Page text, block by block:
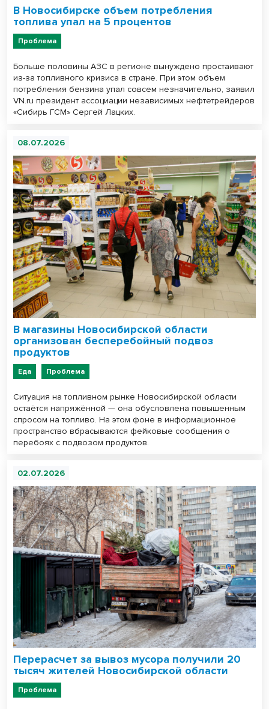
В Новосибирске объем потребления
топлива упал на 5 процентов
Проблема
Больше половины АЗС в регионе вынуждено простаивают
из-за топливного кризиса в стране. При этом объем
потребления бензина упал совсем незначительно, заявил
VN.ru президент ассоциации независимых нефтетрейдеров
«Сибирь ГСМ» Сергей Лацких.
08.07.2026
В магазины Новосибирской области
организован бесперебойный подвоз
продуктов
Еда Проблема
Ситуация на топливном рынке Новосибирской области
остаётся напряжённой — она обусловлена повышенным
спросом на топливо. На этом фоне в информационное
пространство вбрасываются фейковые сообщения о
перебоях с подвозом продуктов.
02.07.2026
Перерасчет за вывоз мусора получили 20
тысяч жителей Новосибирской области
Проблема